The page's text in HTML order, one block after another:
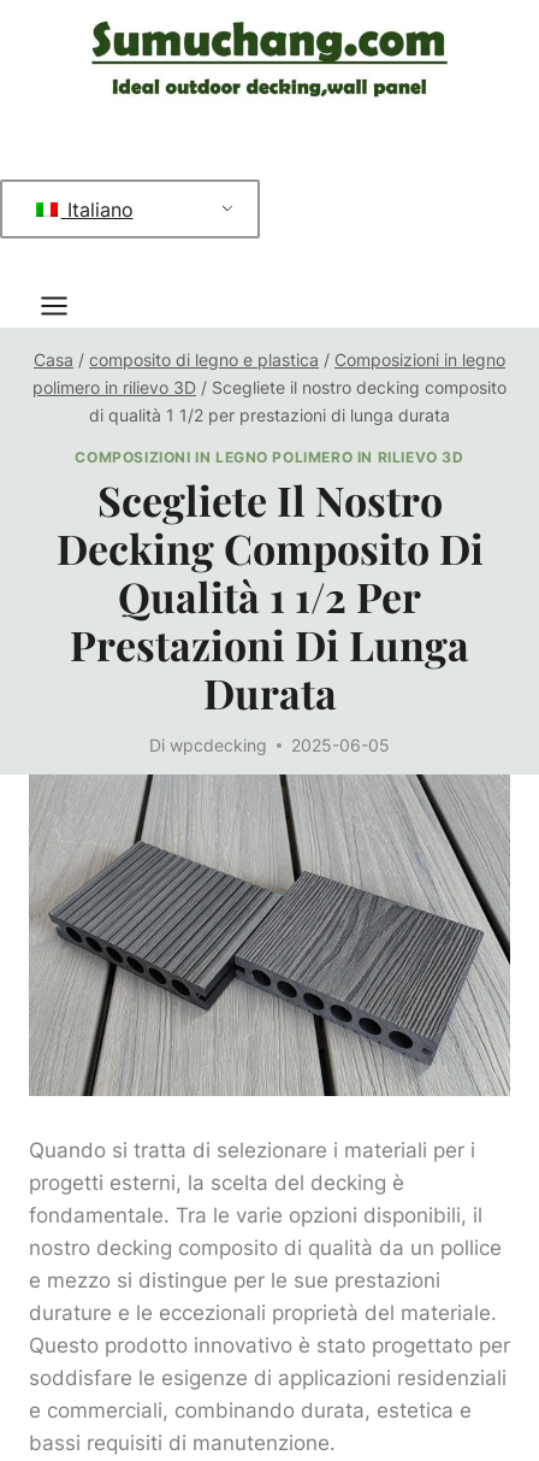
Italiano
Casa / composito di legno e plastica / Composizioni in legno
polimero in rilievo 3D / Scegliete il nostro decking composito
di qualità 1 1/2 per prestazioni di lunga durata
COMPOSIZIONI IN LEGNO POLIMERO IN RILIEVO 3D
Scegliete Il Nostro
Decking Composito Di
Qualità 1 1/2 Per
Prestazioni Di Lunga
Durata
Di wpcdecking 2025-06-05
Quando si tratta di selezionare i materiali per i
progetti esterni, la scelta del decking è
fondamentale. Tra le varie opzioni disponibili, il
nostro decking composito di qualità da un pollice
e mezzo si distingue per le sue prestazioni
durature e le eccezionali proprietà del materiale.
Questo prodotto innovativo è stato progettato per
soddisfare le esigenze di applicazioni residenziali
e commerciali, combinando durata, estetica e
bassi requisiti di manutenzione.